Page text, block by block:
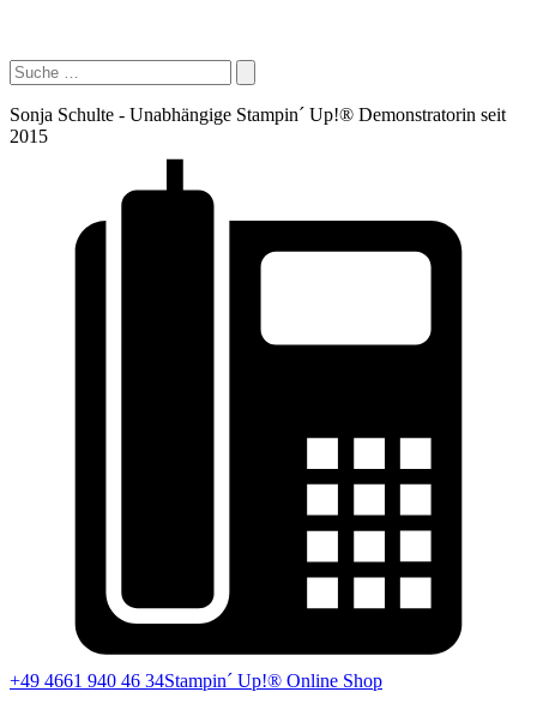
Sonja Schulte - Unabhängige Stampin´ Up!® Demonstratorin seit
2015
+49 4661 940 46 34Stampin´ Up!® Online Shop